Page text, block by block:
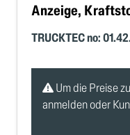
Anzeige,
TRUCKTEC no:
Um die Preise
anmelden oder